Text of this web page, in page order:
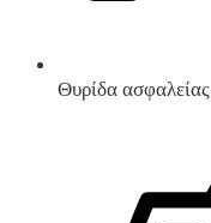
Θυρίδα ασφαλείας